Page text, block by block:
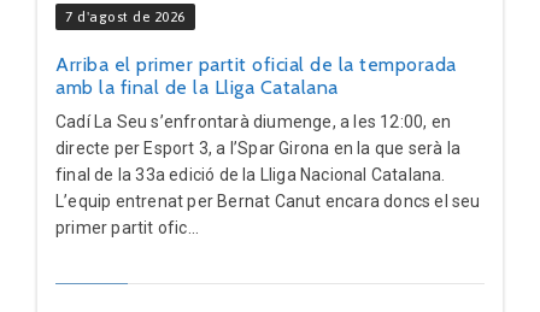
7 d'agost de 2026
Arriba el primer partit oficial de la temporada
amb la final de la Lliga Catalana
Cadí La Seu s’enfrontarà diumenge, a les 12:00, en
directe per Esport 3, a l’Spar Girona en la que serà la
final de la 33a edició de la Lliga Nacional Catalana.
L’equip entrenat per Bernat Canut encara doncs el seu
primer partit ofic...